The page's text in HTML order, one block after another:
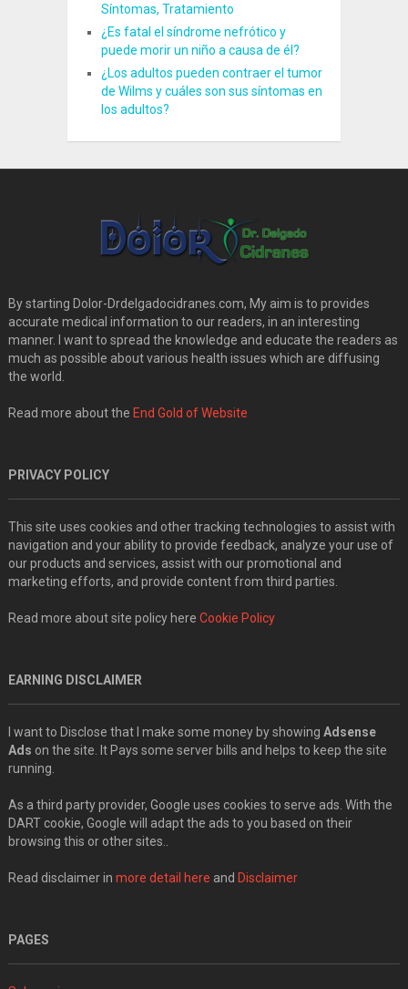
Síntomas, Tratamiento
¿Es fatal el síndrome nefrótico y
puede morir un niño a causa de él?
¿Los adultos pueden contraer el tumor
de Wilms y cuáles son sus síntomas en
los adultos?
By starting Dolor-Drdelgadocidranes.com, My aim is to provides
accurate medical information to our readers, in an interesting
manner. I want to spread the knowledge and educate the readers as
much as possible about various health issues which are diffusing
the world.
Read more about the End Gold of Website
PRIVACY POLICY
This site uses cookies and other tracking technologies to assist with
navigation and your ability to provide feedback, analyze your use of
our products and services, assist with our promotional and
marketing efforts, and provide content from third parties.
Read more about site policy here Cookie Policy
EARNING DISCLAIMER
I want to Disclose that I make some money by showing Adsense
Ads on the site. It Pays some server bills and helps to keep the site
running.
As a third party provider, Google uses cookies to serve ads. With the
DART cookie, Google will adapt the ads to you based on their
browsing this or other sites..
Read disclaimer in more detail here and Disclaimer
PAGES